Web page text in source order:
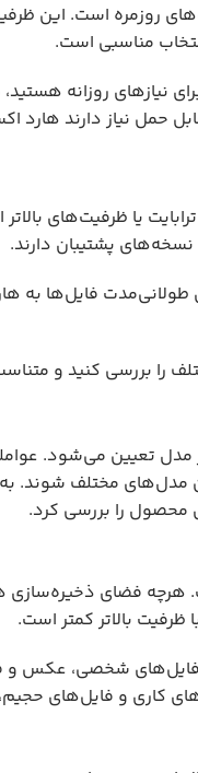
استفاده‌های روزمره
مناسبی است.
اکسترنال ۱ ترابایتی را
برای افرادی که حجم زیادی از اطلاعات را
پشتیبان دارند.
فایل‌ها به
را بررسی کنید و
تعیین می‌شود.
مدل‌های مختلف
محصول را بررسی کرد.
فضای ذخیره‌سازی
کاری و فایل‌های